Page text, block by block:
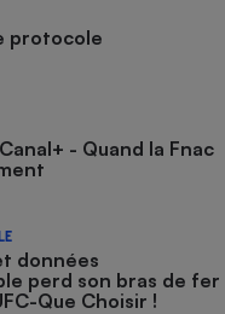
protocole
- Quand la Fnac
données
perd son bras de fer
Que Choisir !